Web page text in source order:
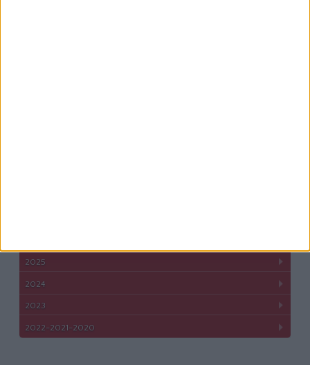
2025
2024
2023
2022-2021-2020